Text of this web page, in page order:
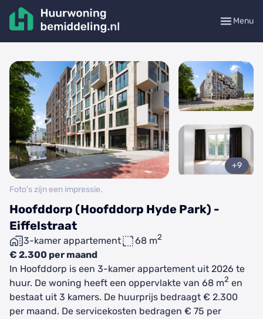
Menu
Hoofddorp (Hoofddorp Hyde Park) -
Eiffelstraat
3-kamer appartement 68 m2
€ 2.300 per maand
+9
Foto's zijn een impressie.
In Hoofddorp is een 3-kamer appartement uit 2026 te
huur. De woning heeft een oppervlakte van 68 m2 en
bestaat uit 3 kamers. De huurprijs bedraagt € 2.300
per maand. De servicekosten bedragen € 75 per